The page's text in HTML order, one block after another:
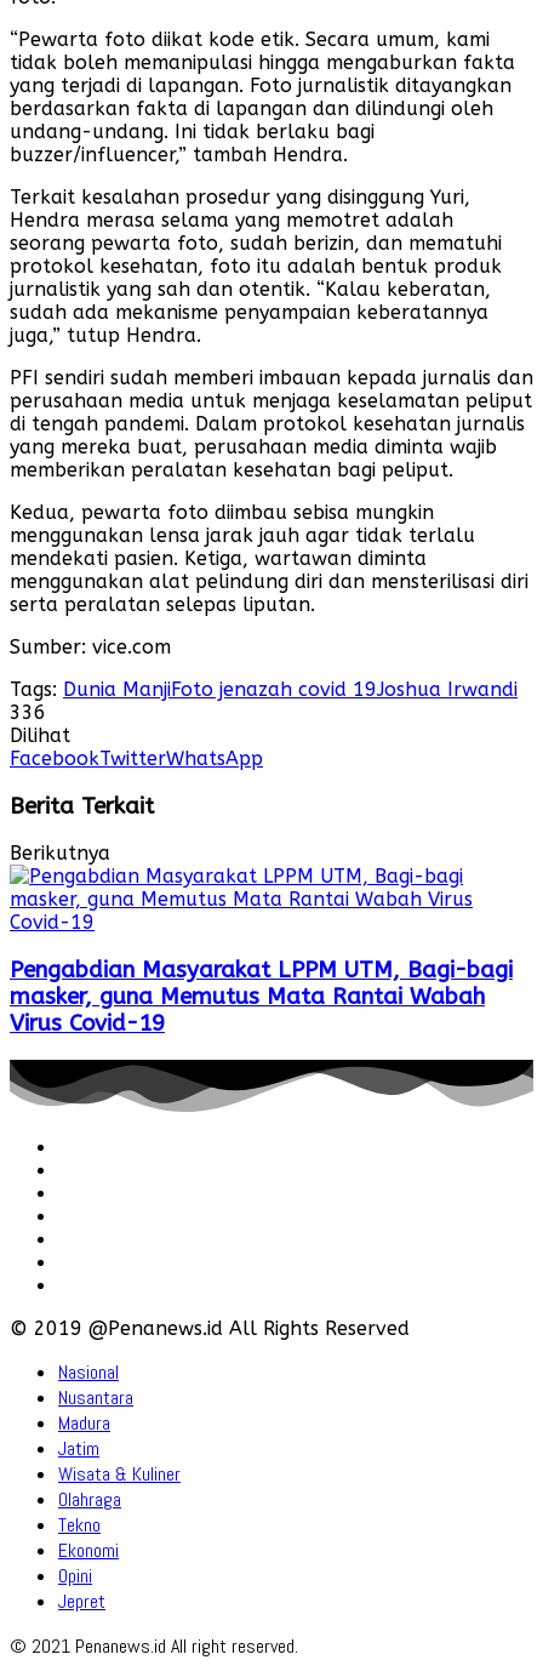
“Pewarta foto diikat kode etik. Secara umum, kami
tidak boleh memanipulasi hingga mengaburkan fakta
yang terjadi di lapangan. Foto jurnalistik ditayangkan
berdasarkan fakta di lapangan dan dilindungi oleh
undang-undang. Ini tidak berlaku bagi
buzzer/influencer,” tambah Hendra.
Terkait kesalahan prosedur yang disinggung Yuri,
Hendra merasa selama yang memotret adalah
seorang pewarta foto, sudah berizin, dan mematuhi
protokol kesehatan, foto itu adalah bentuk produk
jurnalistik yang sah dan otentik. “Kalau keberatan,
sudah ada mekanisme penyampaian keberatannya
juga,” tutup Hendra.
PFI sendiri sudah memberi imbauan kepada jurnalis dan
perusahaan media untuk menjaga keselamatan peliput
di tengah pandemi. Dalam protokol kesehatan jurnalis
yang mereka buat, perusahaan media diminta wajib
memberikan peralatan kesehatan bagi peliput.
Kedua, pewarta foto diimbau sebisa mungkin
menggunakan lensa jarak jauh agar tidak terlalu
mendekati pasien. Ketiga, wartawan diminta
menggunakan alat pelindung diri dan mensterilisasi diri
serta peralatan selepas liputan.
Sumber: vice.com
Tags: Dunia ManjiFoto jenazah covid 19Joshua Irwandi
336
Dilihat
FacebookTwitterWhatsApp
Berita Terkait
Berikutnya
Pengabdian Masyarakat LPPM UTM, Bagi-bagi
masker, guna Memutus Mata Rantai Wabah
Virus Covid-19
© 2019 @Penanews.id All Rights Reserved
Nasional
Nusantara
Madura
Jatim
Wisata & Kuliner
Olahraga
Tekno
Ekonomi
Opini
Jepret
© 2021 Penanews.id All right reserved.